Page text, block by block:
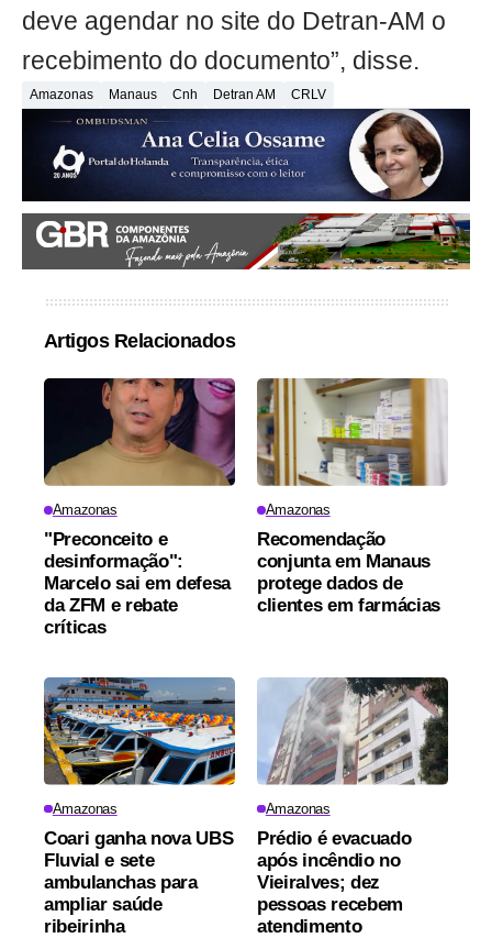
deve agendar no site do Detran-AM o
recebimento do documento”, disse.
Amazonas Manaus Cnh Detran AM CRLV
Artigos Relacionados
Amazonas
"Preconceito e
desinformação":
Marcelo sai em defesa
da ZFM e rebate
críticas
Amazonas
Recomendação
conjunta em Manaus
protege dados de
clientes em farmácias
Amazonas
Coari ganha nova UBS
Fluvial e sete
ambulanchas para
ampliar saúde
ribeirinha
Amazonas
Prédio é evacuado
após incêndio no
Vieiralves; dez
pessoas recebem
atendimento